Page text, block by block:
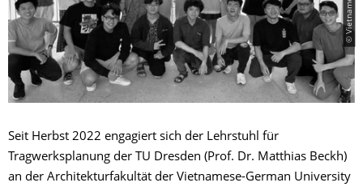
Seit Herbst 2022 engagiert sich der Lehrstuhl für
Tragwerksplanung der TU Dresden (Prof. Dr. Matthias Beckh)
an der Architekturfakultät der Vietnamese-German University